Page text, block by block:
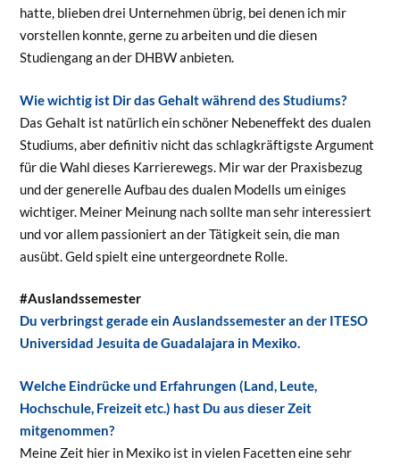
hatte, blieben drei Unternehmen übrig, bei denen ich mir
vorstellen konnte, gerne zu arbeiten und die diesen
Studiengang an der DHBW anbieten.
Wie wichtig ist Dir das Gehalt während des Studiums?
Das Gehalt ist natürlich ein schöner Nebeneffekt des dualen
Studiums, aber definitiv nicht das schlagkräftigste Argument
für die Wahl dieses Karrierewegs. Mir war der Praxisbezug
und der generelle Aufbau des dualen Modells um einiges
wichtiger. Meiner Meinung nach sollte man sehr interessiert
und vor allem passioniert an der Tätigkeit sein, die man
ausübt. Geld spielt eine untergeordnete Rolle.
#Auslandssemester
Du verbringst gerade ein Auslandssemester an der ITESO
Universidad Jesuita de Guadalajara in Mexiko.
Welche Eindrücke und Erfahrungen (Land, Leute,
Hochschule, Freizeit etc.) hast Du aus dieser Zeit
mitgenommen?
Meine Zeit hier in Mexiko ist in vielen Facetten eine sehr